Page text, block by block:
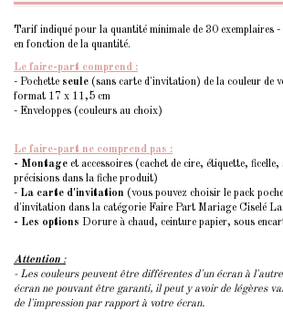
Tarif indiqué pour la quantité minimale de 30 exemplaires
en fonction de la quantité.
Le faire-part comprend :
- Pochette seule (sans carte d'invitation) de la couleur de
format 17 x 11,5 cm
- Enveloppes (couleurs au choix)
Le faire-part ne comprend pas :
- Montage et accessoires (cachet de cire, étiquette,
précisions dans la fiche produit)
- La carte d'invitation (vous pouvez choisir le pack
d'invitation dans la catégorie Faire Part Mariage Ciselé
- Les options Dorure à chaud, ceinture papier, sous
Attention :
- Les couleurs peuvent être différentes d'un écran à
écran ne pouvant être garanti, il peut y avoir de légères
de l'impression par rapport à votre écran.